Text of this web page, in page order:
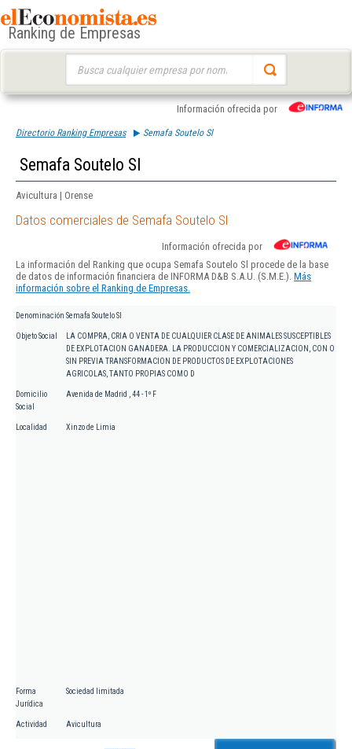
Ranking de Empresas
Información ofrecida por
Directorio Ranking Empresas Semafa Soutelo Sl
Semafa Soutelo Sl
Avicultura | Orense
Datos comerciales de Semafa Soutelo Sl
Información ofrecida por
La información del Ranking que ocupa Semafa Soutelo Sl procede de la base
de datos de información financiera de INFORMA D&B S.A.U. (S.M.E.). Más
información sobre el Ranking de Empresas.
Denominación Semafa Soutelo Sl
Objeto Social
LA COMPRA, CRIA O VENTA DE CUALQUIER CLASE DE ANIMALES SUSCEPTIBLES
DE EXPLOTACION GANADERA. LA PRODUCCION Y COMERCIALIZACION, CON O
SIN PREVIA TRANSFORMACION DE PRODUCTOS DE EXPLOTACIONES
AGRICOLAS, TANTO PROPIAS COMO D
Domicilio
Social
Avenida de Madrid , 44 - 1º F
Localidad Xinzo de Limia
Forma
Jurídica
Sociedad limitada
Actividad Avicultura